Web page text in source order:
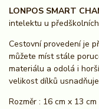
LONPOS SMART
intelektu u
Cestovní provedení je
můžete míst stále
materiálu a odolá i
velikost dílků
Rozměr : 16 cm x 13 cm